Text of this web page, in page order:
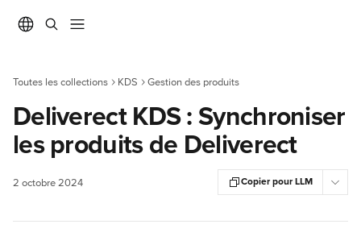
Toutes les collections KDS Gestion des produits
Deliverect KDS : Synchroniser
les produits de Deliverect
2 octobre 2024 Copier pour LLM